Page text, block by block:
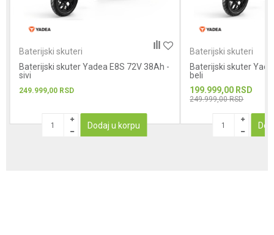
Baterijski skuteri
Baterijski skuter Yadea E8S 72V 38Ah -
sivi
249.999,00 RSD
Dodaj u korpu
Baterijski skuteri
Baterijski skuter
beli
199.999,00 RSD
249.999,00RSD